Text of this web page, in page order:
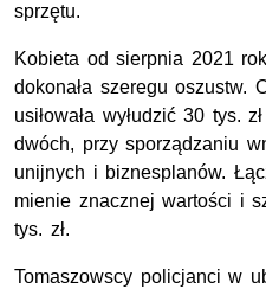
sprzętu.
Kobieta od sierpnia 2021
dokonała szeregu oszustw.
usiłowała wyłudzić 30 tys. zł
dwóch, przy sporządzaniu
unijnych i biznesplanów.
mienie znacznej wartości i
tys. zł.
Tomaszowscy policjanci w